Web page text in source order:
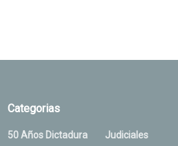
Categorias
50 Años Dictadura
Judiciales